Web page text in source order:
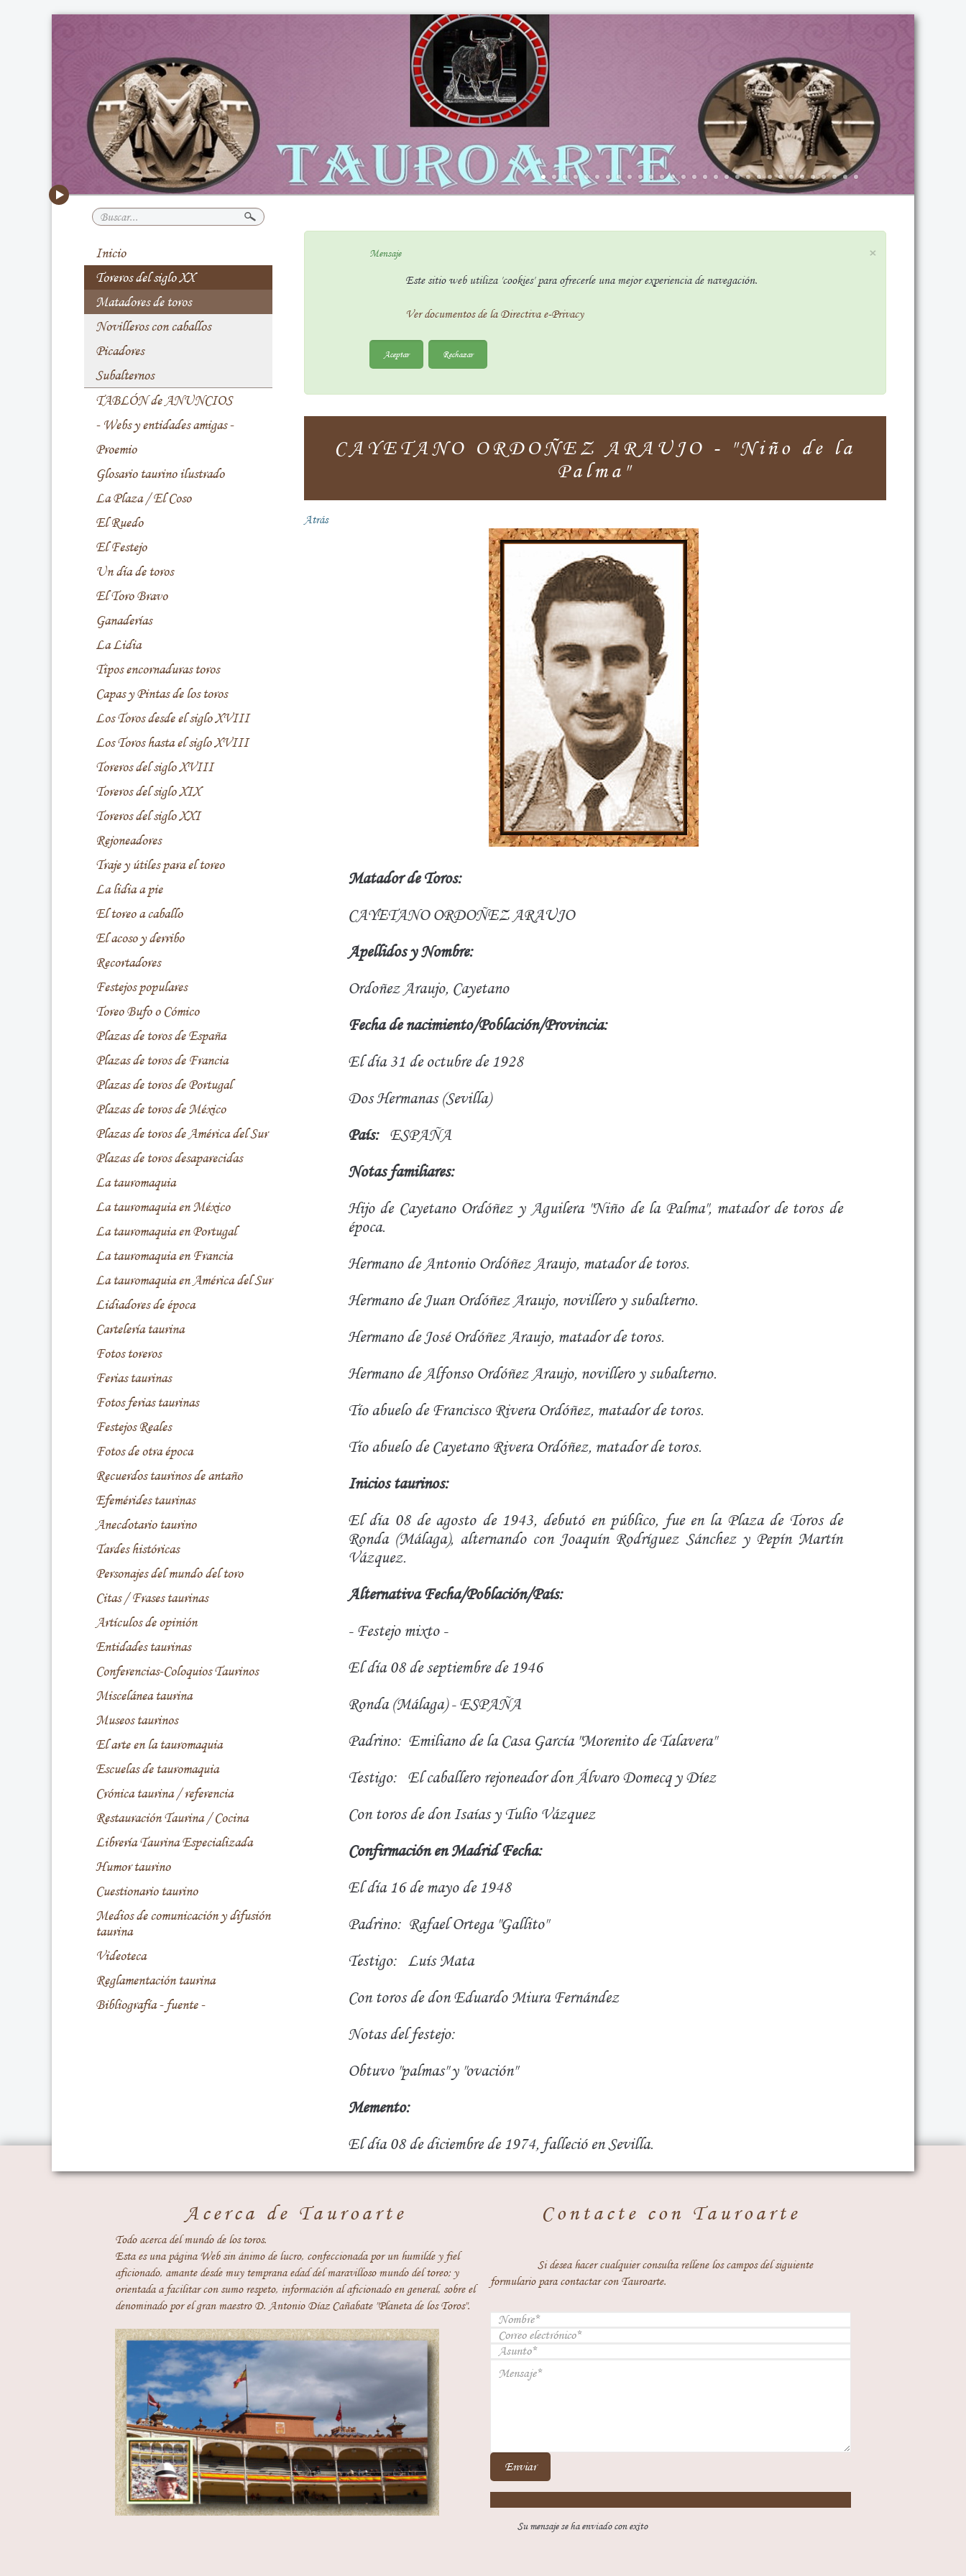
Buscar...
Inicio
Toreros del siglo XX
Matadores de toros
Novilleros con caballos
Picadores
Subalternos
TABLÓN de ANUNCIOS
- Webs y entidades amigas -
Proemio
Glosario taurino ilustrado
La Plaza / El Coso
El Ruedo
El Festejo
Un día de toros
El Toro Bravo
Ganaderías
La Lidia
Tipos encornaduras toros
Capas y Pintas de los toros
Los Toros desde el siglo XVIII
Los Toros hasta el siglo XVIII
Toreros del siglo XVIII
Toreros del siglo XIX
Toreros del siglo XXI
Rejoneadores
Traje y útiles para el toreo
La lidia a pie
El toreo a caballo
El acoso y derribo
Recortadores
Festejos populares
Toreo Bufo o Cómico
Plazas de toros de España
Plazas de toros de Francia
Plazas de toros de Portugal
Plazas de toros de México
Plazas de toros de América del Sur
Plazas de toros desaparecidas
La tauromaquia
La tauromaquia en México
La tauromaquia en Portugal
La tauromaquia en Francia
La tauromaquia en América del Sur
Lidiadores de época
Cartelería taurina
Fotos toreros
Ferias taurinas
Fotos ferias taurinas
Festejos Reales
Fotos de otra época
Recuerdos taurinos de antaño
Efemérides taurinas
Anecdotario taurino
Tardes históricas
Personajes del mundo del toro
Citas / Frases taurinas
Artículos de opinión
Entidades taurinas
Conferencias-Coloquios Taurinos
Miscelánea taurina
Museos taurinos
El arte en la tauromaquia
Escuelas de tauromaquia
Crónica taurina / referencia
Restauración Taurina / Cocina
Librería Taurina Especializada
Humor taurino
Cuestionario taurino
Medios de comunicación y difusión
taurina
Videoteca
Reglamentación taurina
Bibliografía - fuente -
×
Mensaje
Este sitio web utiliza 'cookies' para ofrecerle una mejor experiencia de navegación.
Ver documentos de la Directiva e-Privacy
Aceptar Rechazar
CAYETANO ORDOÑEZ ARAUJO - "Niño de la
Palma"
Atrás
Matador de Toros:
CAYETANO ORDOÑEZ ARAUJO
Apellidos y Nombre:
Ordoñez Araujo, Cayetano
Fecha de nacimiento/Población/Provincia:
El día 31 de octubre de 1928
Dos Hermanas (Sevilla)
País: ESPAÑA
Notas familiares:
Hijo de Cayetano Ordóñez y Aguilera "Niño de la Palma", matador de toros de
época.
Hermano de Antonio Ordóñez Araujo, matador de toros.
Hermano de Juan Ordóñez Araujo, novillero y subalterno.
Hermano de José Ordóñez Araujo, matador de toros.
Hermano de Alfonso Ordóñez Araujo, novillero y subalterno.
Tío abuelo de Francisco Rivera Ordóñez, matador de toros.
Tío abuelo de Cayetano Rivera Ordóñez, matador de toros.
Inicios taurinos:
El día 08 de agosto de 1943, debutó en público, fue en la Plaza de Toros de
Ronda (Málaga), alternando con Joaquín Rodríguez Sánchez y Pepín Martín
Vázquez.
Alternativa Fecha/Población/País:
- Festejo mixto -
El día 08 de septiembre de 1946
Ronda (Málaga) - ESPAÑA
Padrino: Emiliano de la Casa García "Morenito de Talavera"
Testigo: El caballero rejoneador don Álvaro Domecq y Díez
Con toros de don Isaías y Tulio Vázquez
Confirmación en Madrid Fecha:
El día 16 de mayo de 1948
Padrino: Rafael Ortega "Gallito"
Testigo: Luís Mata
Con toros de don Eduardo Miura Fernández
Notas del festejo:
Obtuvo "palmas" y "ovación"
Memento:
El día 08 de diciembre de 1974, falleció en Sevilla.
Acerca de Tauroarte
Todo acerca del mundo de los toros.
Esta es una página Web sin ánimo de lucro, confeccionada por un humilde y fiel
aficionado, amante desde muy temprana edad del maravilloso mundo del toreo; y
orientada a facilitar con sumo respeto, información al aficionado en general, sobre el
denominado por el gran maestro D. Antonio Díaz Cañabate "Planeta de los Toros".
Contacte con Tauroarte
Si desea hacer cualquier consulta rellene los campos del siguiente
formulario para contactar con Tauroarte.
Enviar
Su mensaje se ha enviado con exito